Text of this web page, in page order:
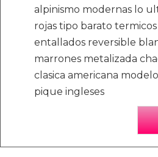
alpinismo modernas lo
rojas tipo barato
entallados reversible
marrones metalizada
clasica americana
pique ingleses